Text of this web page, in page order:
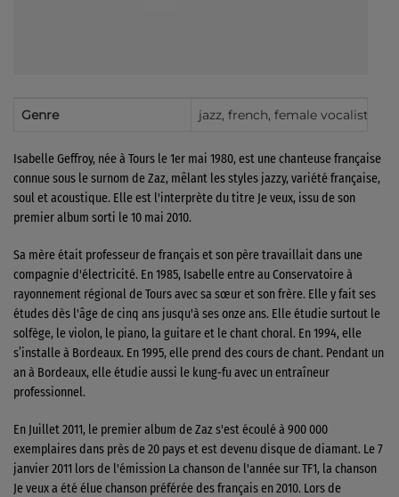
Genre jazz, french, female vocalists,
Isabelle Geffroy, née à Tours le 1er mai 1980, est une chanteuse française
connue sous le surnom de Zaz, mêlant les styles jazzy, variété française,
soul et acoustique. Elle est l'interprète du titre Je veux, issu de son
premier album sorti le 10 mai 2010.
Sa mère était professeur de français et son père travaillait dans une
compagnie d'électricité. En 1985, Isabelle entre au Conservatoire à
rayonnement régional de Tours avec sa sœur et son frère. Elle y fait ses
études dès l'âge de cinq ans jusqu'à ses onze ans. Elle étudie surtout le
solfège, le violon, le piano, la guitare et le chant choral. En 1994, elle
s’installe à Bordeaux. En 1995, elle prend des cours de chant. Pendant un
an à Bordeaux, elle étudie aussi le kung-fu avec un entraîneur
professionnel.
En Juillet 2011, le premier album de Zaz s'est écoulé à 900 000
exemplaires dans près de 20 pays et est devenu disque de diamant. Le 7
janvier 2011 lors de l'émission La chanson de l'année sur TF1, la chanson
Je veux a été élue chanson préférée des français en 2010. Lors de